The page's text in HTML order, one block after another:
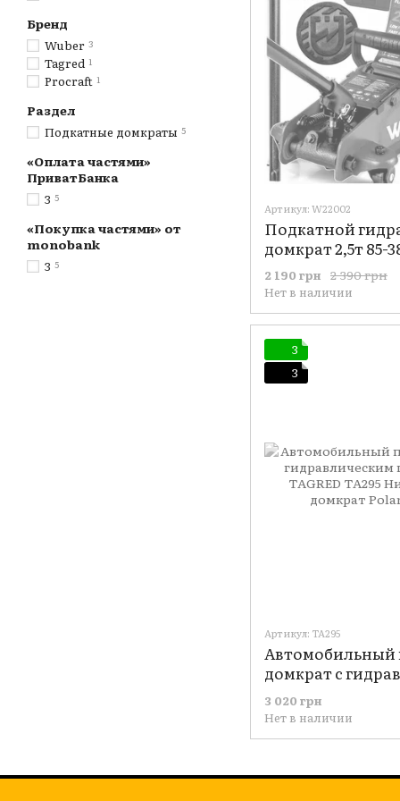
Артикул: W22002
Подкатной
домкрат 2,5т 85-
W22002 (кейс)
2 390 грн
2 190 грн
Нет в наличии
3
3
Артикул: TA295
Автомобильный
домкрат с
приводом 2,5тонн
3 020 грн
Нет в наличии
Бренд
Wuber 3
Tagred 1
Procraft 1
Раздел
Подкатные домкраты 5
«Оплата частями»
ПриватБанка
3 5
«Покупка частями» от
monobank
3 5